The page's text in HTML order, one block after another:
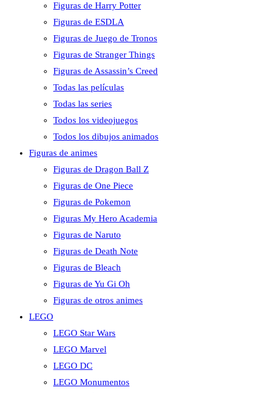
Figuras de Harry Potter
Figuras de ESDLA
Figuras de Juego de Tronos
Figuras de Stranger Things
Figuras de Assassin’s Creed
Todas las películas
Todas las series
Todos los videojuegos
Todos los dibujos animados
Figuras de animes
Figuras de Dragon Ball Z
Figuras de One Piece
Figuras de Pokemon
Figuras My Hero Academia
Figuras de Naruto
Figuras de Death Note
Figuras de Bleach
Figuras de Yu Gi Oh
Figuras de otros animes
LEGO
LEGO Star Wars
LEGO Marvel
LEGO DC
LEGO Monumentos